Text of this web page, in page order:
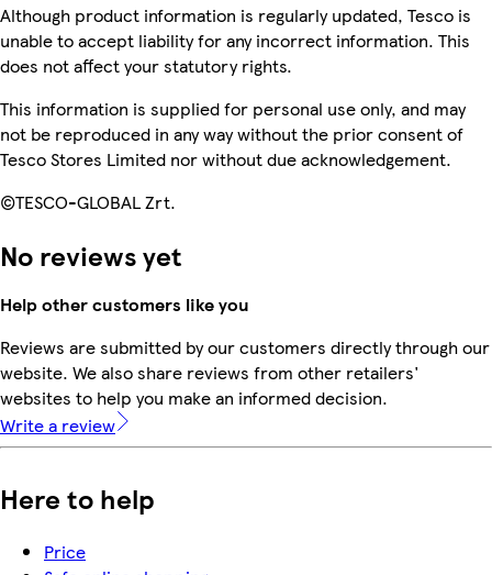
Although product information is regularly updated, Tesco is
unable to accept liability for any incorrect information. This
does not affect your statutory rights.
This information is supplied for personal use only, and may
not be reproduced in any way without the prior consent of
Tesco Stores Limited nor without due acknowledgement.
©TESCO-GLOBAL Zrt.
No reviews yet
Help other customers like you
Reviews are submitted by our customers directly through our
website. We also share reviews from other retailers'
websites to help you make an informed decision.
Write a review
Here to help
Price